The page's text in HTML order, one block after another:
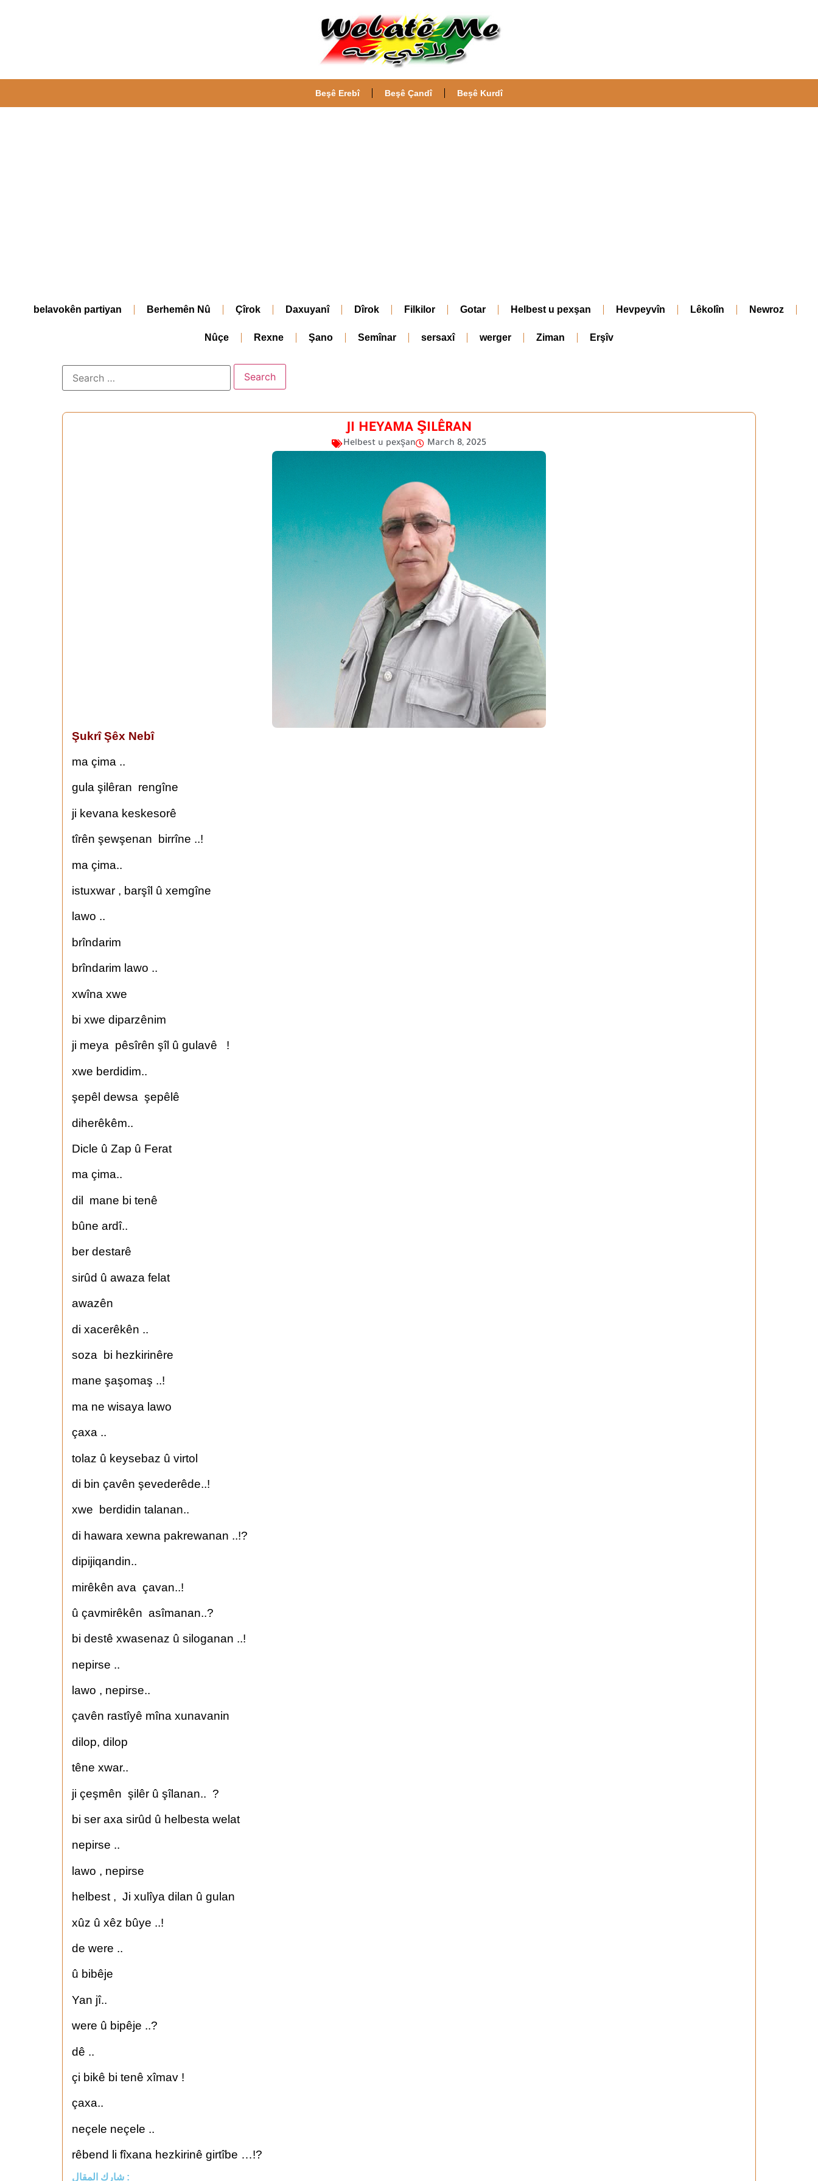
Beşê Erebî Beşê Çandî Beșê Kurdî
belavokên partiyan Berhemên Nû Çîrok Daxuyanî Dîrok Filkilor Gotar Helbest u pexşan Hevpeyvîn Lêkolîn Newroz
Nûçe Rexne Şano Semînar sersaxî werger Ziman Erşîv
JI HEYAMA ŞILÊRAN
Helbest u pexşan March 8, 2025
Şukrî Şêx Nebî
ma çima ..
gula şilêran rengîne
ji kevana keskesorê
tîrên şewşenan birrîne ..!
ma çima..
istuxwar , barşîl û xemgîne
lawo ..
brîndarim
brîndarim lawo ..
xwîna xwe
bi xwe diparzênim
ji meya pêsîrên şîl û gulavê !
xwe berdidim..
şepêl dewsa şepêlê
diherêkêm..
Dicle û Zap û Ferat
ma çima..
dil mane bi tenê
bûne ardî..
ber destarê
sirûd û awaza felat
awazên
di xacerêkên ..
soza bi hezkirinêre
mane şaşomaş ..!
ma ne wisaya lawo
çaxa ..
tolaz û keysebaz û virtol
di bin çavên şevederêde..!
xwe berdidin talanan..
di hawara xewna pakrewanan ..!?
dipijiqandin..
mirêkên ava çavan..!
û çavmirêkên asîmanan..?
bi destê xwasenaz û siloganan ..!
nepirse ..
lawo , nepirse..
çavên rastîyê mîna xunavanin
dilop, dilop
têne xwar..
ji çeşmên şilêr û şîlanan.. ?
bi ser axa sirûd û helbesta welat
nepirse ..
lawo , nepirse
helbest , Ji xulîya dilan û gulan
xûz û xêz bûye ..!
de were ..
û bibêje
Yan jî..
were û bipêje ..?
dê ..
çi bikê bi tenê xîmav !
çaxa..
neçele neçele ..
rêbend li fîxana hezkirinê girtîbe …!?
شارك المقال :